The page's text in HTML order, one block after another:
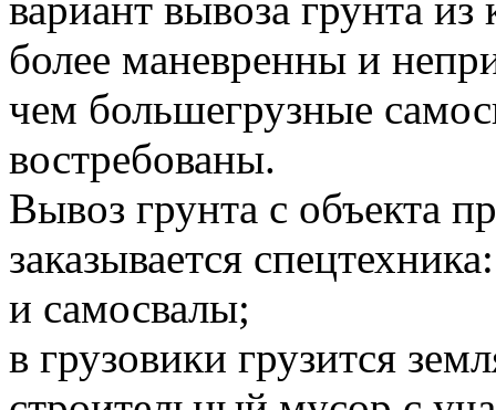
вариант вывоза грунта
более маневренны и
чем большегрузные
востребованы.
Вывоз грунта с объекта
заказывается
и самосвалы;
в грузовики грузится